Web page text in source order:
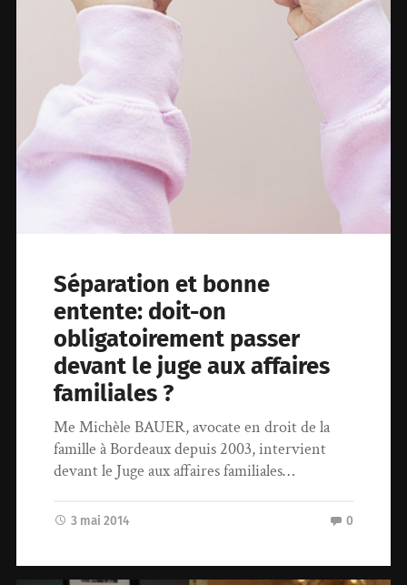
Séparation et bonne
entente: doit-on
obligatoirement passer
devant le juge aux affaires
familiales ?
Me Michèle BAUER, avocate en droit de la
famille à Bordeaux depuis 2003, intervient
devant le Juge aux affaires familiales…
3 mai 2014 0